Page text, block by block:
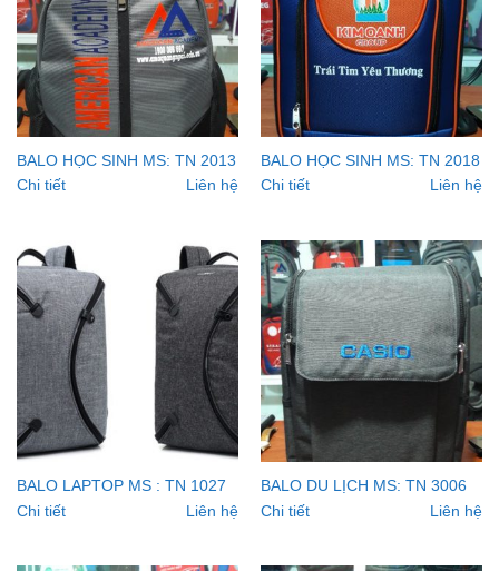
BALO HỌC SINH MS: TN 2013
Chi tiết
Liên hệ
BALO HỌC SINH MS: TN 2018
Chi tiết
Liên hệ
BALO LAPTOP MS : TN 1027
Chi tiết
Liên hệ
BALO DU LỊCH MS: TN 3006
Chi tiết
Liên hệ